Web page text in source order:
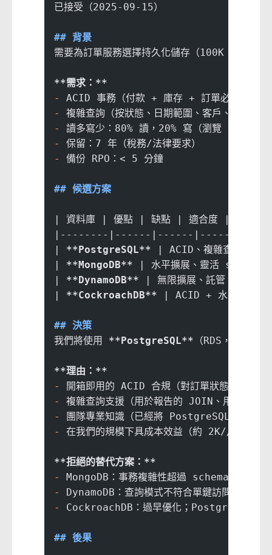
已接受（2025-09-15）
## 背景
需要為訂單服務選擇持久化儲存（100K 訂單/天
**需求：**
-
ACID 事務（付款 + 庫存 + 訂單必須是原子
-
複雜查詢（按狀態、日期範圍、客戶、SKU 過
-
讀多寫少：80% 讀，20% 寫（瀏覽 vs. 購
-
保留：7 年（稅務/法律要求）
-
備份 RPO：< 5 分鐘
## 候選方案
| 資料庫 | 優點 | 缺點 | 適合度 |
|--------|------|------|--------|
| **PostgreSQL** | ACID、複雜查詢、成
| **MongoDB** | 水平擴展、靈活 schema
| **DynamoDB** | 無限擴展、託管、低延
| **CockroachDB** | ACID + 水平擴展、
## 決策
我們將使用 **PostgreSQL** （RDS，多可用
**理由：**
-
開箱即用的 ACID 合規（對訂單狀態轉換至關
-
複雜查詢支援（用於報告的 JOIN、用於分析
-
團隊專業知識（已經將 PostgreSQL 用於其
-
在我們的規模下具成本效益（約 2K/月 vs.
**拒絕的替代方案：**
-
MongoDB：事務複雜性超過 schema 靈活性
-
DynamoDB：查詢模式不符合單鍵訪問模型
-
CockroachDB：過早優化；PostgreSQL
## 後果